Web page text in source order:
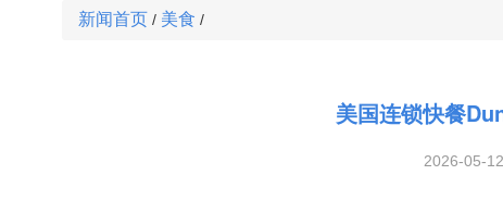
新闻首页 / 美食 /
美国连锁快餐
2026-05-